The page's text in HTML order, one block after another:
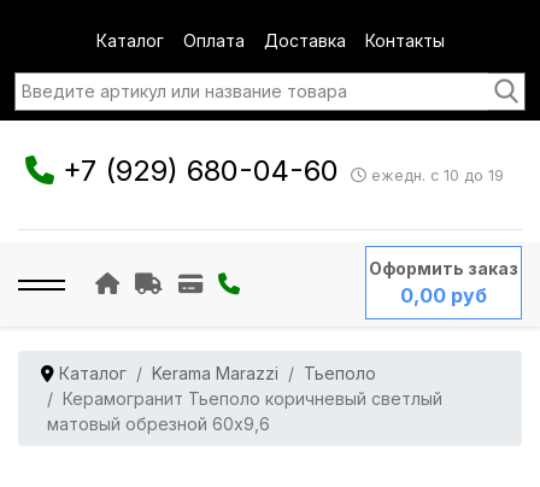
Каталог Оплата Доставка Контакты
+7 (929) 680-04-60 ежедн. с 10 до 19
Оформить заказ
0,00 руб
Каталог Kerama Marazzi
Тьеполо
Керамогранит Тьеполо коричневый светлый
матовый обрезной 60x9,6